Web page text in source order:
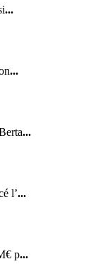
...
...
...
l’...
p...